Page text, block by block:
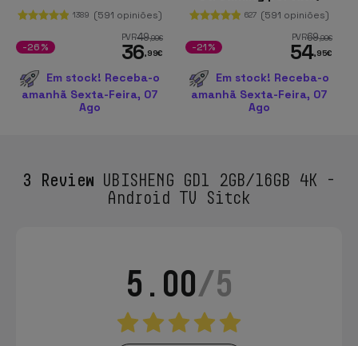
1389 (591 opiniões)
PVR49,99€
36,99€
-26%
Em stock! Receba-o
amanhã Sexta-Feira, 07
Ago
Android TV
627 (591 opiniões)
PVR69,99€
54,95€
-21%
Em stock! Receba-o
amanhã Sexta-Feira, 07
Ago
3 Review UBISHENG GD1 2GB/16GB 4K -
Android TV Sitck
5.00/5